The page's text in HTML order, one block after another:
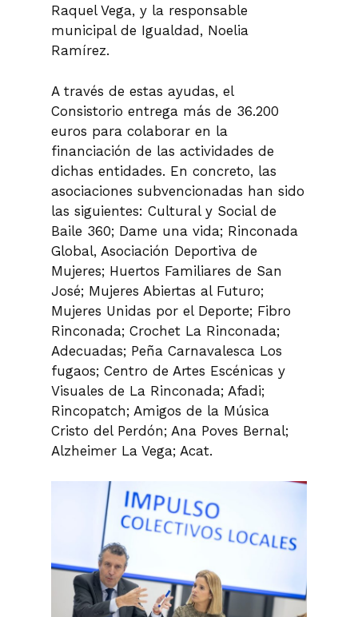
Raquel Vega, y la responsable
municipal de Igualdad, Noelia
Ramírez.
A través de estas ayudas, el
Consistorio entrega más de 36.200
euros para colaborar en la
financiación de las actividades de
dichas entidades. En concreto, las
asociaciones subvencionadas han sido
las siguientes: Cultural y Social de
Baile 360; Dame una vida; Rinconada
Global, Asociación Deportiva de
Mujeres; Huertos Familiares de San
José; Mujeres Abiertas al Futuro;
Mujeres Unidas por el Deporte; Fibro
Rinconada; Crochet La Rinconada;
Adecuadas; Peña Carnavalesca Los
fugaos; Centro de Artes Escénicas y
Visuales de La Rinconada; Afadi;
Rincopatch; Amigos de la Música
Cristo del Perdón; Ana Poves Bernal;
Alzheimer La Vega; Acat.